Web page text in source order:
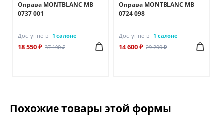
Оправа MONTBLANC MB
0737 001
Доступно в 1 салоне
18 550 ₽ 37 100 ₽
Оправа MONTBLANC MB
0724 098
Доступно в 1 салоне
14 600 ₽ 29 200 ₽
Похожие товары этой формы